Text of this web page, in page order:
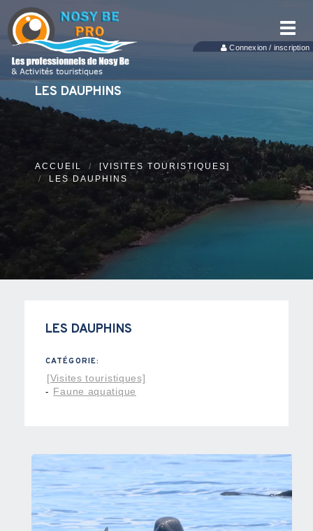
Connexion / inscription
LES DAUPHINS
ACCUEIL
[VISITES TOURISTIQUES]
LES DAUPHINS
LES DAUPHINS
CATÉGORIE:
[Visites touristiques]
- Faune aquatique